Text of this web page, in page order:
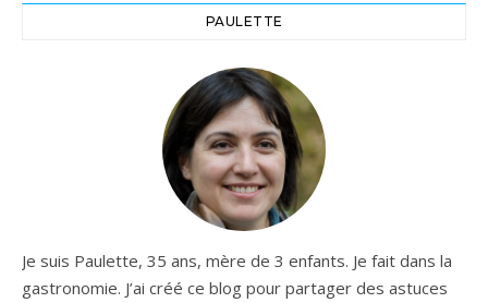
PAULETTE
Je suis Paulette, 35 ans, mère de 3 enfants. Je fait dans la
gastronomie. J’ai créé ce blog pour partager des astuces